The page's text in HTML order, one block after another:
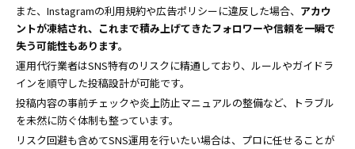
また、Instagramの利用規約や広告ポリシーに違反した場合、 アカウ
ントが凍結され、これまで積み上げてきたフォロワーや信頼を一瞬で
失う可能性もあります。
運用代行業者はSNS特有のリスクに精通しており、ルールやガイドラ
インを順守した投稿設計が可能です。
投稿内容の事前チェックや炎上防止マニュアルの整備など、トラブル
を未然に防ぐ体制も整っています。
リスク回避も含めてSNS運用を行いたい場合は、プロに任せることが